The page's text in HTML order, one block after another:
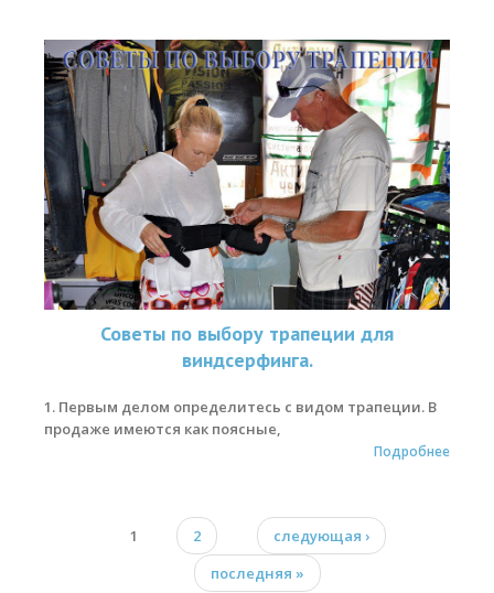
Советы по выбору трапеции для
виндсерфинга.
1. Первым делом определитесь с видом трапеции. В
продаже имеются как поясные,
Подробнее
1 2
следующая ›
последняя »